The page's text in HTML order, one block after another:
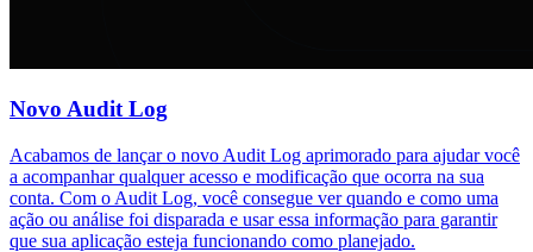
Novo Audit Log
Acabamos de lançar o novo Audit Log aprimorado para ajudar você
a acompanhar qualquer acesso e modificação que ocorra na sua
conta. Com o Audit Log, você consegue ver quando e como uma
ação ou análise foi disparada e usar essa informação para garantir
que sua aplicação esteja funcionando como planejado.